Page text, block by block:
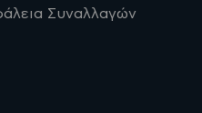
Συναλλαγών